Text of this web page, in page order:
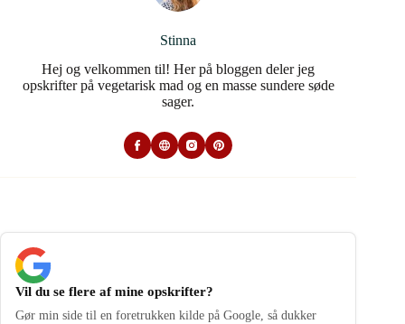
Stinna
Hej og velkommen til! Her på bloggen deler jeg
opskrifter på vegetarisk mad og en masse sundere søde
sager.
Vil du se flere af mine opskrifter?
Gør min side til en foretrukken kilde på Google, så dukker